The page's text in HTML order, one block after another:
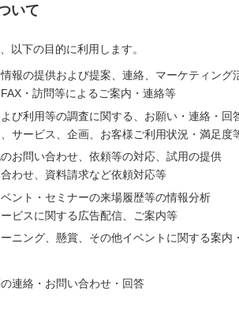
いて
以下の目的に利用します。
報の提供および提案、連絡、マーケティング
・訪問等によるご案内・連絡等
び利用等の調査に関する、お願い・連絡・回
サービス、企画、お客様ご利用状況・満足度
お問い合わせ、依頼等の対応、試用の提供
わせ、資料請求など依頼対応等
ント・セミナーの来場履歴等の情報分析
ビスに関する広告配信、ご案内等
ニング、懸賞、その他イベントに関する案内
連絡・お問い合わせ・回答